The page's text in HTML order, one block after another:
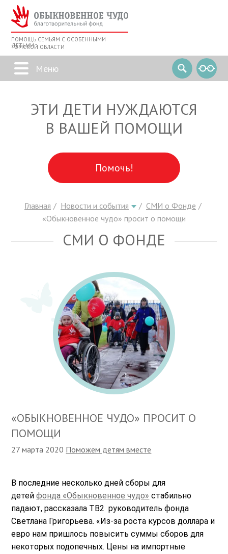
ПОМОЩЬ СЕМЬЯМ С ОСОБЕННЫМИ
ДЕТЬМИ
ТОМСКОЙ ОБЛАСТИ
ЭТИ ДЕТИ НУЖДАЮТСЯ
В ВАШЕЙ ПОМОЩИ
Помочь!
Главная Новости и события
СМИ о Фонде
«Обыкновенное чудо» просит о помощи
СМИ О ФОНДЕ
«ОБЫКНОВЕННОЕ ЧУДО» ПРОСИТ О
ПОМОЩИ
27 марта 2020 Поможем детям вместе
В последние несколько дней сборы для
детейфонда «Обыкновенное чудо» стабильно
падают, рассказала ТВ2 руководитель фонда
Светлана Григорьева. «Из-за роста курсов доллара и
евро нам пришлось повысить суммы сборов для
некоторых подопечных. Цены на импортные